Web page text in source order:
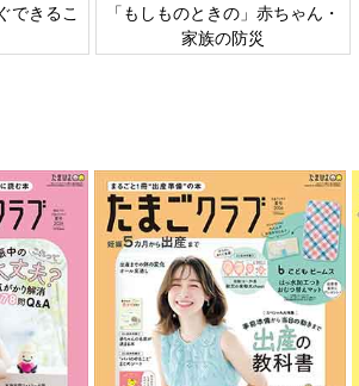
ーフレッ
六星占術 細木かおりさんの人生
相談